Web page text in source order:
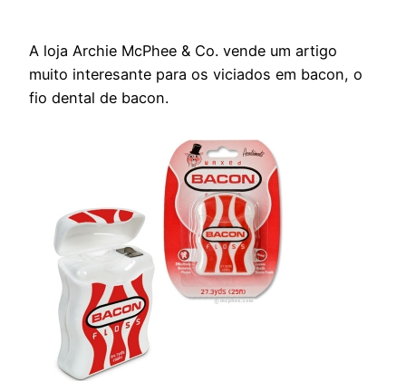
A loja Archie McPhee & Co. vende um artigo
muito interesante para os viciados em bacon, o
fio dental de bacon.